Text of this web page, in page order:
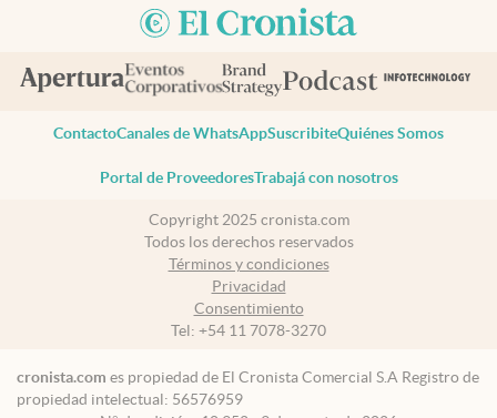
ContactoCanales de WhatsAppSuscribiteQuiénes Somos
Portal de ProveedoresTrabajá con nosotros
Copyright 2025 cronista.com
Todos los derechos reservados
Términos y condiciones
Privacidad
Consentimiento
Tel: +54 11 7078-3270
cronista.com es propiedad de El Cronista Comercial S.A Registro de
propiedad intelectual: 56576959